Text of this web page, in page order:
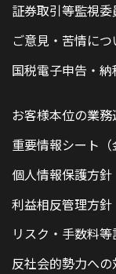
証券取引等監視
ご意見・苦情につ
国税電子申告・
お客様本位の業
重要情報シート（
個人情報保護方針
利益相反管理方針
リスク・手数料
反社会的勢力へ